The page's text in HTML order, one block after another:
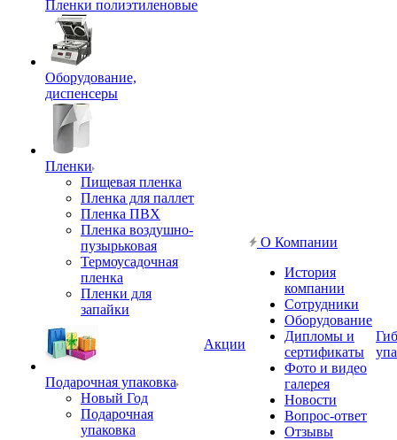
Пленки полиэтиленовые
Оборудование,
диспенсеры
Пленки
Пищевая пленка
Пленка для паллет
Пленка ПВХ
Пленка воздушно-
пузырьковая
Термоусадочная
пленка
Пленки для
запайки
Подарочная упаковка
Новый Год
Подарочная
упаковка
Акции
О Компании
История
компании
Сотрудники
Оборудование
Дипломы и
сертификаты
Фото и видео
галерея
Новости
Вопрос-ответ
Отзывы